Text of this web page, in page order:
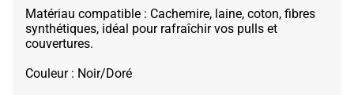
Matériau compatible : Cachemire, laine, coton, fibres
synthétiques, idéal pour rafraîchir vos pulls et
couvertures.
Couleur : Noir/Doré